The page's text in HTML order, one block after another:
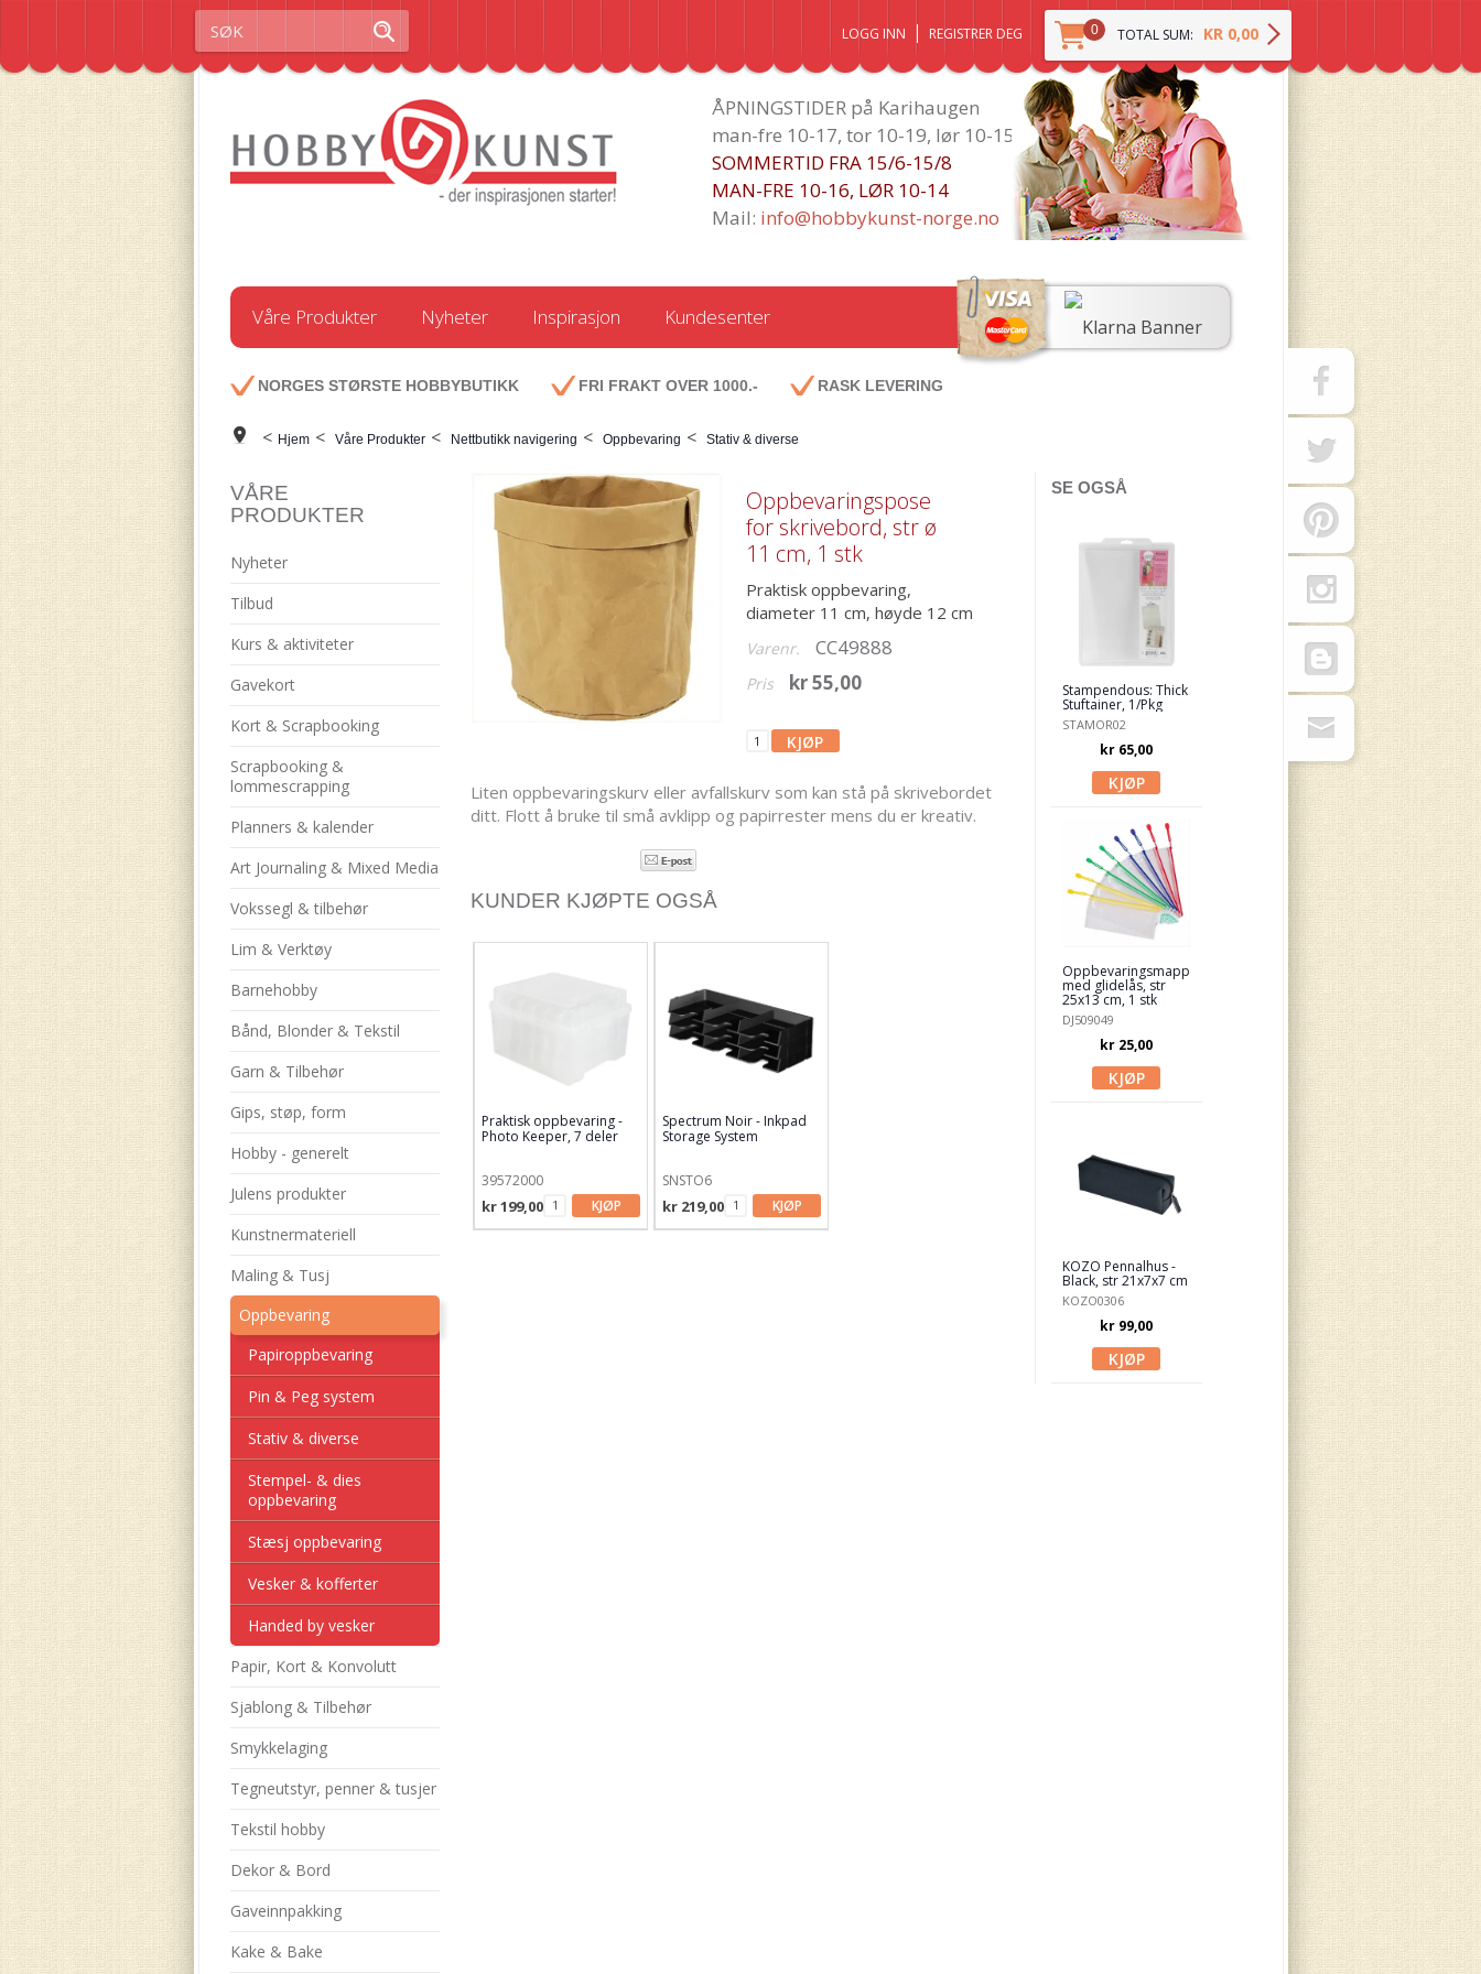
0 TOTAL SUM: KR 0,00
LOGG INN REGISTRER DEG
ÅPNINGSTIDER på Karihaugen
man-fre 10-17, tor 10-19, lør 10-15
SOMMERTID FRA 15/6-15/8
MAN-FRE 10-16, LØR 10-14
Mail: info@hobbykunst-norge.no
Våre Produkter Nyheter Inspirasjon Kundesenter
NORGES STØRSTE HOBBYBUTIKK FRI FRAKT OVER 1000.- RASK LEVERING
< Hjem < Våre Produkter < Nettbutikk navigering < Oppbevaring < Stativ & diverse
VÅRE
PRODUKTER
Nyheter
Tilbud
Kurs & aktiviteter
Gavekort
Kort & Scrapbooking
Scrapbooking &
lommescrapping
Planners & kalender
Art Journaling & Mixed Media
Vokssegl & tilbehør
Lim & Verktøy
Barnehobby
Bånd, Blonder & Tekstil
Garn & Tilbehør
Gips, støp, form
Hobby - generelt
Julens produkter
Kunstnermateriell
Maling & Tusj
Oppbevaring
Papiroppbevaring
Pin & Peg system
Stativ & diverse
Stempel- & dies
oppbevaring
Stæsj oppbevaring
Vesker & kofferter
Handed by vesker
Papir, Kort & Konvolutt
Sjablong & Tilbehør
Smykkelaging
Tegneutstyr, penner & tusjer
Tekstil hobby
Dekor & Bord
Gaveinnpakking
Kake & Bake
Oppbevaringspose
for skrivebord, str ø
11 cm, 1 stk
Praktisk oppbevaring,
diameter 11 cm, høyde 12 cm
Varenr. CC49888
Pris kr 55,00
Liten oppbevaringskurv eller avfallskurv som kan stå på skrivebordet
ditt. Flott å bruke til små avklipp og papirrester mens du er kreativ.
KUNDER KJØPTE OGSÅ
Praktisk oppbevaring -
Photo Keeper, 7 deler
39572000
kr 199,00 KJØP
Spectrum Noir - Inkpad
Storage System
SNSTO6
kr 219,00 KJØP
SE OGSÅ
Stampendous: Thick
Stuftainer, 1/Pkg
STAMOR02
kr 65,00
Oppbevaringsmappe
med glidelås, str
25x13 cm, 1 stk
DJ509049
kr 25,00
KOZO Pennalhus -
Black, str 21x7x7 cm
KOZO0306
kr 99,00